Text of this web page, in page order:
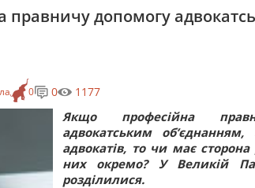
правничу допомогу
0 0 1177
Якщо професійна
адвокатським
адвокатів, то чи має
них окремо? У Великій
розділилися.